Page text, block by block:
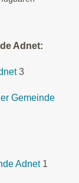
Adnet:
3
Gemeinde
Adnet 1